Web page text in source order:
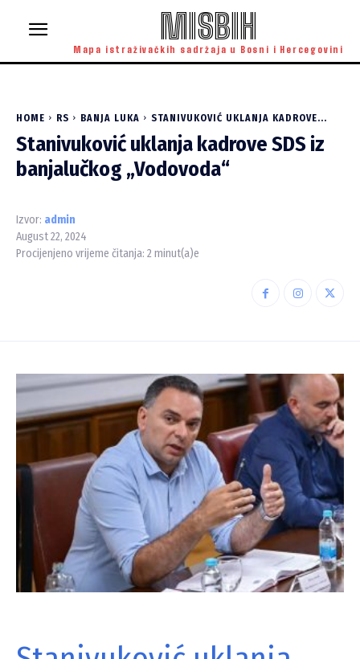
MISBIH
Mapa istraživačkih sadržaja u Bosni i Hercegovini
HOME RS BANJA LUKA STANIVUKOVIĆ UKLANJA KADROVE...
Stanivuković uklanja kadrove SDS iz
banjalučkog „Vodovoda“
Izvor: admin
August 22, 2024
Procijenjeno vrijeme čitanja: 2 minut(a)e